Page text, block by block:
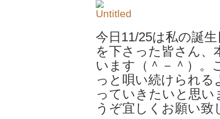
今日11/25は私の誕
を下さった皆さん、
います（＾－＾）。
っと唄い続けられ
っていきたいと思い
うぞ宜しくお願い致